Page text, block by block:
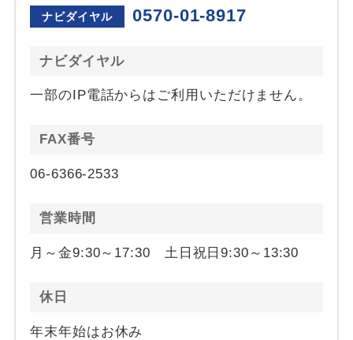
ナビダイヤル 0570-01-8917
ナビダイヤル
一部のIP電話からはご利用いただけません。
FAX番号
06-6366-2533
営業時間
月～金9:30～17:30 土日祝日9:30～13:30
休日
年末年始はお休み